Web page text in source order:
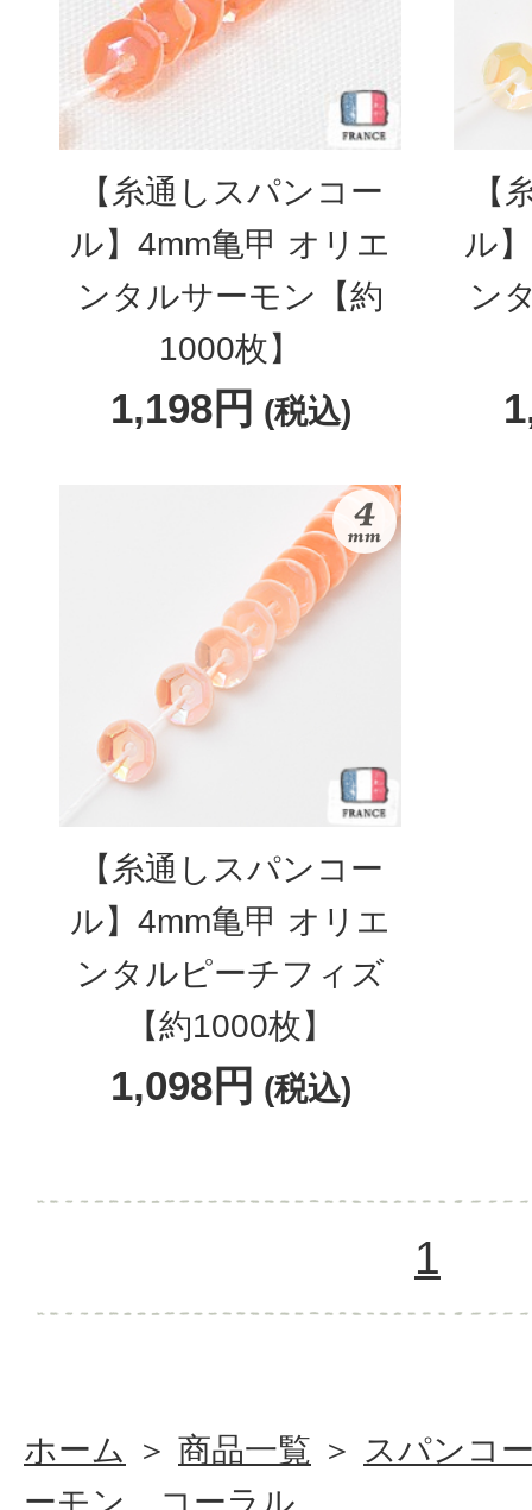
【糸通しスパンコー
ル】4mm亀甲 オリエ
ンタルサーモン【約
1000枚】
1,198円 (税込)
【
ル
ン
【糸通しスパンコー
ル】4mm亀甲 オリエ
ンタルピーチフィズ
【約1000枚】
1,098円 (税込)
1
ホーム ＞ 商品一覧 ＞
スパンコ
ーモン コーラル